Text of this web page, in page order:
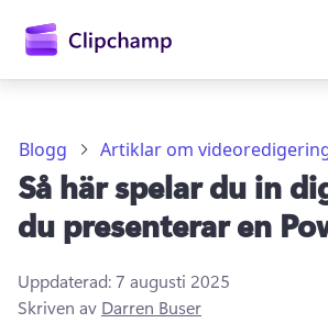
huvudinnehåll
Blogg Artiklar om
Så här spelar du in
du presenterar en
Uppdaterad:7 augusti 2025
Skriven av Darren Buser